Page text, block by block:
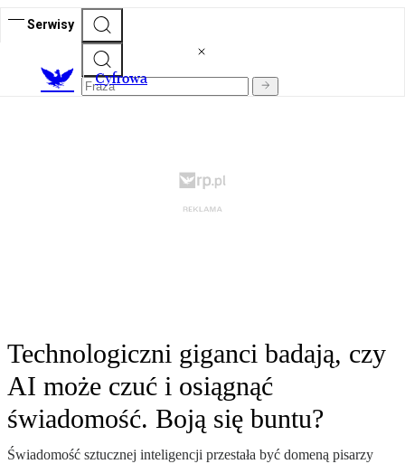
Serwisy
Cyfrowa
Technologiczni giganci badają, czy
AI może czuć i osiągnąć
świadomość. Boją się buntu?
Świadomość sztucznej inteligencji przestała być domeną pisarzy